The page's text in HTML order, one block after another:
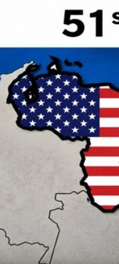
പിന്നാലെ
ആരംഭിച്ച്
ഓഗസ്റ്റ്‌ 6, 2026
ഗ്ലാസ്‌ഗോയിൽ നടന്ന
ഗെയിംസിൽ
ബോക്സിംഗ്
റിപ്പോർട്ട്.
യുകെ പൊലീസ്
അറിയിച്ചു.
,ലേറ്റസ്റ്റ് ന്യൂസ്